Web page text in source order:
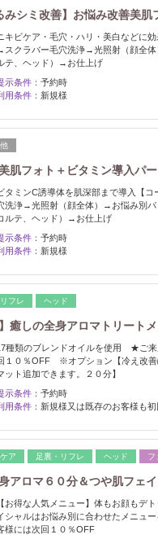
みシミ改善】お悩み改善美
キビケア・毛穴・ハリ・美白など
スクラバー毛穴洗浄→光照射（顔全
テ、ヘッド）→お仕上げ
示条件： 予約時
用条件： 新規様
美肌フォト＋ビタミン導入
タミンC誘導体を肌深部まで導入【
洗浄→光照射（顔全体）→お悩み別
ルテ、ヘッド）→お仕上げ
示条件： 予約時
用条件： 新規様
フレ ヘッド
】癒しの全身アロマトリー
種類のブレンドオイルを使用 ★ご来
１０％OFF ※オプション【冷え改善
ット追加できます。２０分】
示条件： 予約時
用条件： 新規様又は既存のお客様も
ア 足裏・リフレ ヘッド フ
身アロマ６０分＆つや肌フ
【お得な人気メニュー】体もお顔もデ
シャルはお悩み別に合わせたメニュ
様には次回１０％OFF